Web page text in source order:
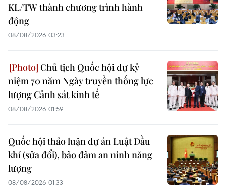
KL/TW thành chương trình hành
động
08/08/2026 03:23
Chủ tịch Quốc hội dự kỷ
niệm 70 năm Ngày truyền thống lực
lượng Cảnh sát kinh tế
08/08/2026 01:59
Quốc hội thảo luận dự án Luật Dầu
khí (sửa đổi), bảo đảm an ninh năng
lượng
08/08/2026 01:33